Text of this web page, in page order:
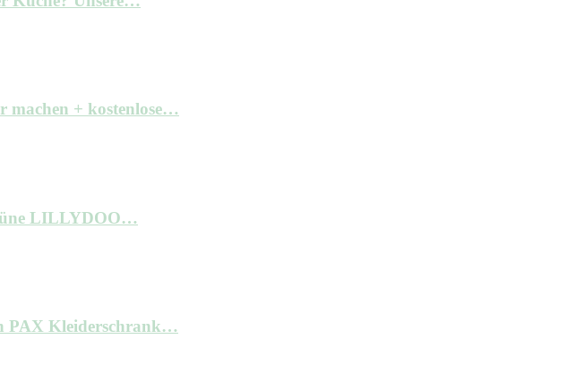
machen + kostenlose…
LILLYDOO…
PAX Kleiderschrank…